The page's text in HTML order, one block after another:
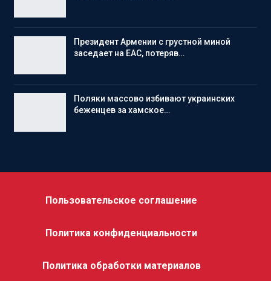
Президент Армении с грустной миной
заседает на ЕАС, потеряв…
Поляки массово избивают украинских
беженцев за хамское…
Пользовательское соглашение
Политика конфиденциальности
Политика обработки материалов